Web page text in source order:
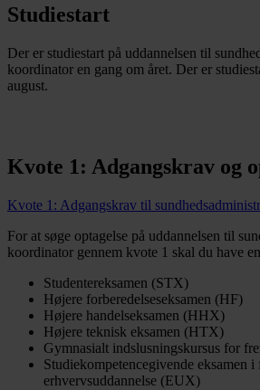
Studiestart
Der er studiestart på uddannelsen til
koordinator en gang om året. Der er
august.
Kvote 1: Adgangskrav og
Kvote 1: Adgangskrav til
For at søge optagelse på uddannelsen til
koordinator gennem kvote 1 skal du have
Studentereksamen (STX)
Højere forberedelseseksamen (HF)
Højere handelseksamen (HHX)
Højere teknisk eksamen (HTX)
Gymnasialt indslusningskursus for
Studiekompetencegivende eksamen i
erhvervsuddannelse (EUX)